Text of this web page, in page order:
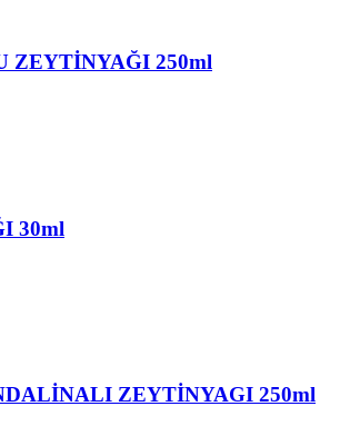
ZEYTİNYAĞI 250ml
30ml
ZEYTİNYAGI 250ml